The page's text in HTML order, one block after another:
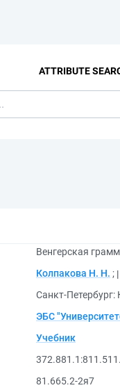
ATTRIBUTE
Венгерская
Колпакова Н. Н. ;
Санкт-Петербург:
ЭБС
Учебник
81.665.2-2я7